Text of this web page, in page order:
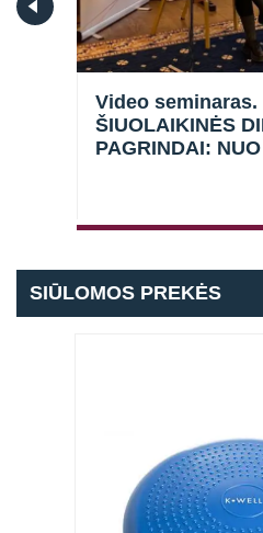
Video seminaras.
ŠIUOLAIKINĖS
PAGRINDAI:
SIŪLOMOS PREKĖS